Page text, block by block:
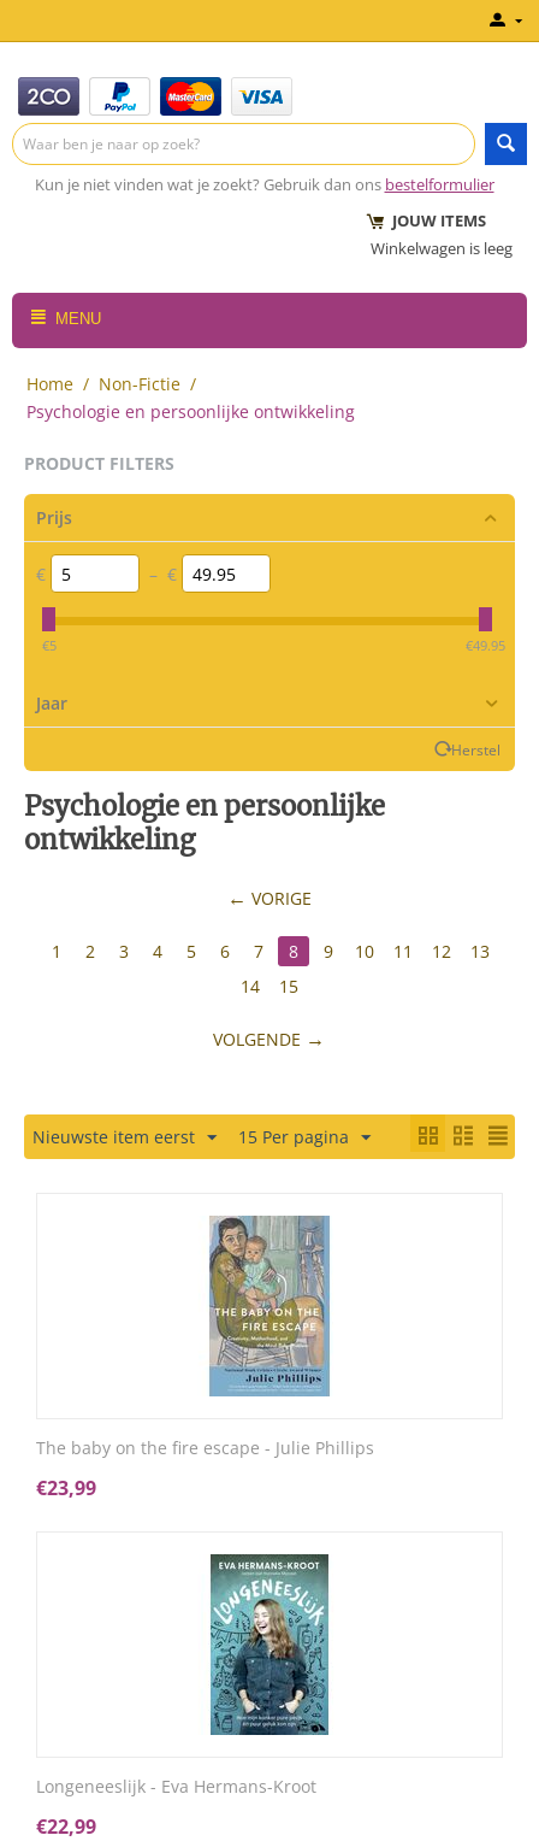
Kun je niet vinden wat je zoekt? Gebruik dan ons bestelformulier
JOUW ITEMS
Winkelwagen is leeg
MENU
Home / Non-Fictie /
Psychologie en persoonlijke ontwikkeling
PRODUCT FILTERS
Prijs
€ – €
‎€5 ‎€49.95
Jaar
Herstel
Psychologie en persoonlijke
ontwikkeling
VORIGE
1 2 3 4 5 6 7 8 9 10 11 12
13
14
15
VOLGENDE
Nieuwste item eerst 15 Per pagina
The baby on the fire escape - Julie Phillips
€23,99
Longeneeslijk - Eva Hermans-Kroot
€22,99